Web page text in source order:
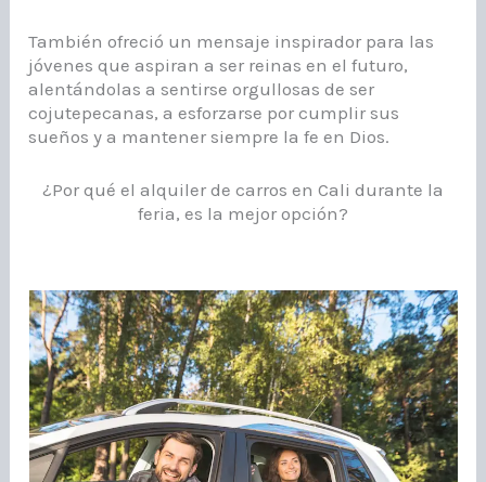
También ofreció un mensaje inspirador para las
jóvenes que aspiran a ser reinas en el futuro,
alentándolas a sentirse orgullosas de ser
cojutepecanas, a esforzarse por cumplir sus
sueños y a mantener siempre la fe en Dios.
¿Por qué el alquiler de carros en Cali durante la
feria, es la mejor opción?